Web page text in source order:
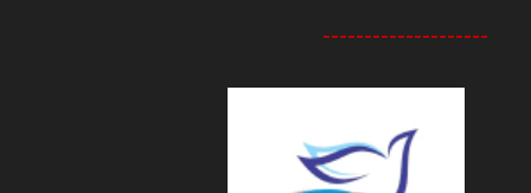
--------------------